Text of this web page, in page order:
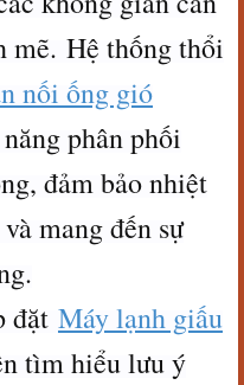
mẽ. Hệ thống thổi
nối ống gió
phân phối
đảm bảo nhiệt
mang đến sự
đặt Máy lạnh giấu
tìm hiểu lưu ý